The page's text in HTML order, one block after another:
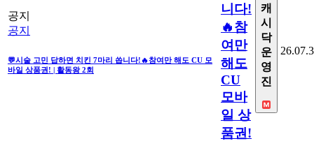
공지
공지
💬시술 고민 답하면 치킨 7마리 쏩니다!🔥참여만 해도 CU 모
바일 상품권! | 활동왕 2회
니다!
🔥참
여만
해도
CU
모바
일 상
품권!
캐
시
닥
운
영
진